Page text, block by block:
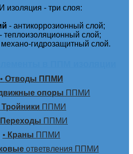
изоляция - три слоя:
- антикоррозионный слой;
- теплоизоляционный слой;
механо-гидрозащитный слой.
• Отводы ППМИ
опоры ППМИ
Тройники ППМИ
Переходы ППМИ
• Краны ППМИ
ответвления ППМИ